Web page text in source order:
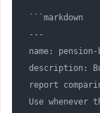
```markdown
---
name:
description:
report
Use whenever